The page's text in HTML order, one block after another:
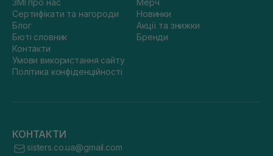
ЗМІ про нас
Сертифікати та нагороди
Блог
Бюті словник
Контакти
Умови використання сайту
Політика конфіденційності
Мерч
Новинки
Акції та знижки
Бренди
КОНТАКТИ
sisters.co.ua@gmail.com